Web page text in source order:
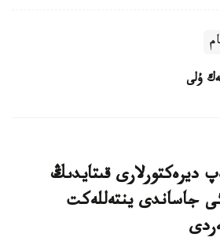
ۇلى
ديرەكتورلارى قىتايدىڭ
جاساندى ينتەللەكت